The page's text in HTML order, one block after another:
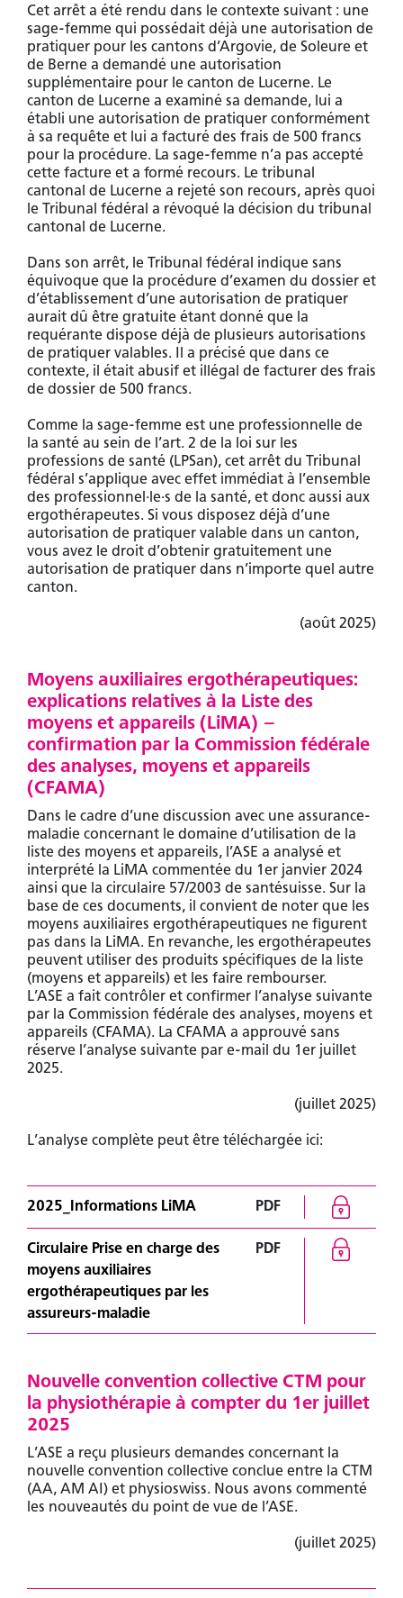
Cet arrêt a été rendu dans le contexte suivant : une
sage-femme qui possédait déjà une autorisation de
pratiquer pour les cantons d’Argovie, de Soleure et
de Berne a demandé une autorisation
supplémentaire pour le canton de Lucerne. Le
canton de Lucerne a examiné sa demande, lui a
établi une autorisation de pratiquer conformément
à sa requête et lui a facturé des frais de 500 francs
pour la procédure. La sage-femme n’a pas accepté
cette facture et a formé recours. Le tribunal
cantonal de Lucerne a rejeté son recours, après quoi
le Tribunal fédéral a révoqué la décision du tribunal
cantonal de Lucerne.
Dans son arrêt, le Tribunal fédéral indique sans
équivoque que la procédure d’examen du dossier et
d’établissement d’une autorisation de pratiquer
aurait dû être gratuite étant donné que la
requérante dispose déjà de plusieurs autorisations
de pratiquer valables. Il a précisé que dans ce
contexte, il était abusif et illégal de facturer des frais
de dossier de 500 francs.
Comme la sage-femme est une professionnelle de
la santé au sein de l’art. 2 de la loi sur les
professions de santé (LPSan), cet arrêt du Tribunal
fédéral s’applique avec effet immédiat à l’ensemble
des professionnel·le·s de la santé, et donc aussi aux
ergothérapeutes. Si vous disposez déjà d’une
autorisation de pratiquer valable dans un canton,
vous avez le droit d’obtenir gratuitement une
autorisation de pratiquer dans n’importe quel autre
canton.
(août 2025)
Moyens auxiliaires ergothérapeutiques:
explications relatives à la Liste des
moyens et appareils (LiMA) –
confirmation par la Commission fédérale
des analyses, moyens et appareils
(CFAMA)
Dans le cadre d’une discussion avec une assurance-
maladie concernant le domaine d’utilisation de la
liste des moyens et appareils, l’ASE a analysé et
interprété la LiMA commentée du 1er janvier 2024
ainsi que la circulaire 57/2003 de santésuisse. Sur la
base de ces documents, il convient de noter que les
moyens auxiliaires ergothérapeutiques ne figurent
pas dans la LiMA. En revanche, les ergothérapeutes
peuvent utiliser des produits spécifiques de la liste
(moyens et appareils) et les faire rembourser.
L’ASE a fait contrôler et confirmer l’analyse suivante
par la Commission fédérale des analyses, moyens et
appareils (CFAMA). La CFAMA a approuvé sans
réserve l’analyse suivante par e-mail du 1er juillet
2025.
(juillet 2025)
L’analyse complète peut être téléchargée ici:
2025_Informations LiMA PDF
Circulaire Prise en charge des
moyens auxiliaires
ergothérapeutiques par les
assureurs-maladie
PDF
Nouvelle convention collective CTM pour
la physiothérapie à compter du 1er juillet
2025
L’ASE a reçu plusieurs demandes concernant la
nouvelle convention collective conclue entre la CTM
(AA, AM AI) et physioswiss. Nous avons commenté
les nouveautés du point de vue de l’ASE.
(juillet 2025)